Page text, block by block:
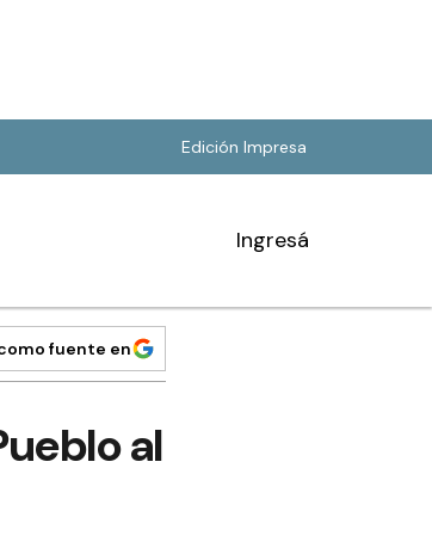
Edición Impresa
Ingresá
fuente en
al